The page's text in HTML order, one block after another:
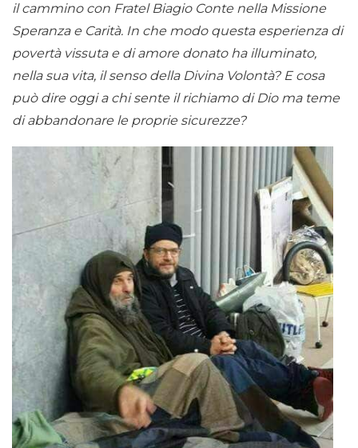
il cammino con Fratel Biagio Conte nella Missione
Speranza e Carità. In che modo questa esperienza di
povertà vissuta e di amore donato ha illuminato,
nella sua vita, il senso della Divina Volontà? E cosa
può dire oggi a chi sente il richiamo di Dio ma teme
di abbandonare le proprie sicurezze?